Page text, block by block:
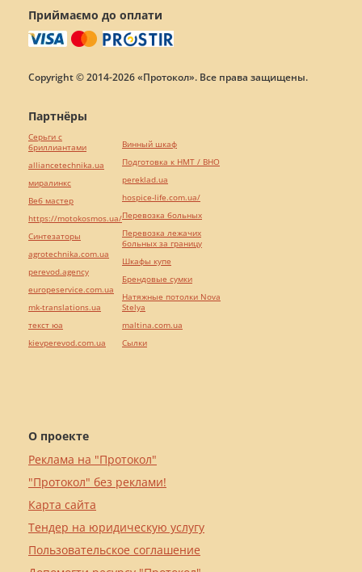
Приймаємо до оплати
Copyright © 2014-2026 «Протокол». Все права защищены.
О проекте
Реклама на "Протокол"
"Протокол" без реклами!
Карта сайта
Тендер на юридическую услугу
Пользовательское соглашение
Партнёры
Серьги с
бриллиантами
alliancetechnika.ua
миралинкс
Веб мастер
https://motokosmos.ua/
Синтезаторы
agrotechnika.com.ua
perevod.agency
europeservice.com.ua
mk-translations.ua
текст юа
kievperevod.com.ua
Винный шкаф
Подготовка к НМТ / ВНО
pereklad.ua
hospice-life.com.ua/
Перевозка больных
Перевозка лежачих
больных за границу
Шкафы купе
Брендовые сумки
Натяжные потолки Nova
Stelya
maltina.com.ua
Cылки